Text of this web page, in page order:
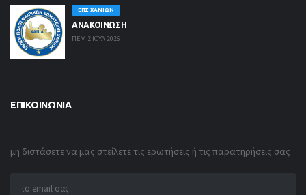
ΕΠΣ ΧΑΝΊΩΝ
ΑΝΑΚΟΙΝΩΣΗ
ΠΕΜ 2 ΙΟΥΛ 2026
ΕΠΙΚΟΙΝΩΝΊΑ
μη διστάσετε να μας στείλετε τις ερωτήσεις ή τις παρατηρήσεις σας